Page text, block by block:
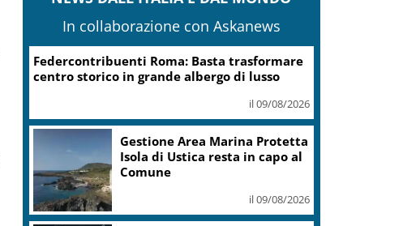
In collaborazione con Askanews
Federcontribuenti Roma: Basta trasformare
centro storico in grande albergo di lusso
il 09/08/2026
Gestione Area Marina Protetta
Isola di Ustica resta in capo al
Comune
il 09/08/2026